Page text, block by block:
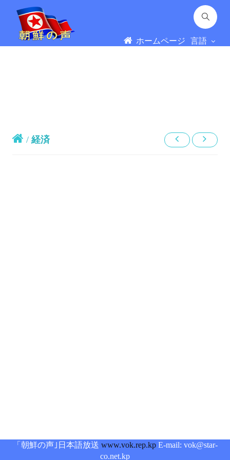
ホームページ 言語
/経済
「朝鮮の声｣日本語放送 www.vok.rep.kpE-mail: vok@star-
co.net.kp